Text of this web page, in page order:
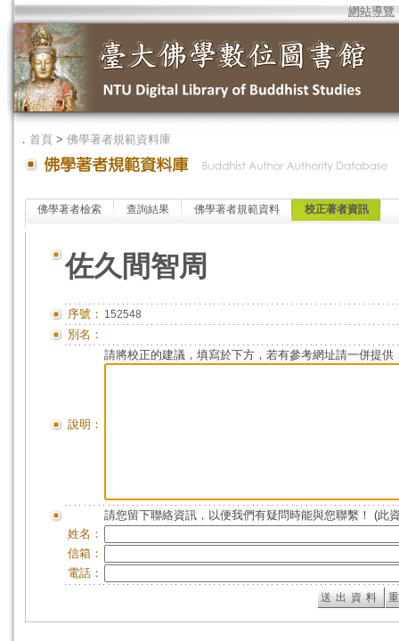
網站導覽
． 首頁 > 佛學著者規範資料庫
佛學著者檢索 查詢結果 佛學著者規範資料 校正著者資訊
佐久間智周
序號： 152548
別名：
說明：
請將校正的建議，填寫於下方，若有參考網址請一併提供
請您留下聯絡資訊，以便我們有疑問時能與您聯繫！ (此
姓名：
信箱：
電話：